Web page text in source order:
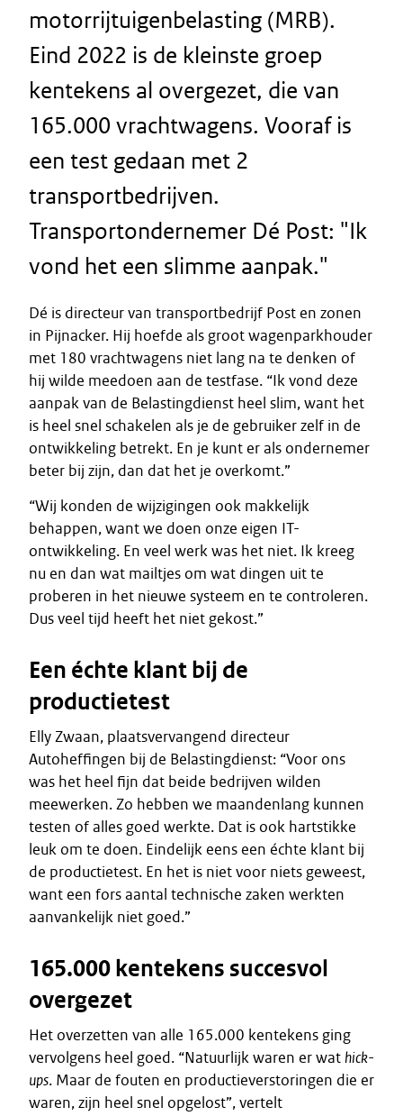
motorrijtuigenbelasting (MRB).
Eind 2022 is de kleinste groep
kentekens al overgezet, die van
165.000 vrachtwagens. Vooraf is
een test gedaan met 2
transportbedrijven.
Transportondernemer Dé Post: "Ik
vond het een slimme aanpak."
Dé is directeur van transportbedrijf Post en zonen
in Pijnacker. Hij hoefde als groot wagenparkhouder
met 180 vrachtwagens niet lang na te denken of
hij wilde meedoen aan de testfase. “Ik vond deze
aanpak van de Belastingdienst heel slim, want het
is heel snel schakelen als je de gebruiker zelf in de
ontwikkeling betrekt. En je kunt er als ondernemer
beter bij zijn, dan dat het je overkomt.”
“Wij konden de wijzigingen ook makkelijk
behappen, want we doen onze eigen IT-
ontwikkeling. En veel werk was het niet. Ik kreeg
nu en dan wat mailtjes om wat dingen uit te
proberen in het nieuwe systeem en te controleren.
Dus veel tijd heeft het niet gekost.”
Een échte klant bij de
productietest
Elly Zwaan, plaatsvervangend directeur
Autoheffingen bij de Belastingdienst: “Voor ons
was het heel fijn dat beide bedrijven wilden
meewerken. Zo hebben we maandenlang kunnen
testen of alles goed werkte. Dat is ook hartstikke
leuk om te doen. Eindelijk eens een échte klant bij
de productietest. En het is niet voor niets geweest,
want een fors aantal technische zaken werkten
aanvankelijk niet goed.”
165.000 kentekens succesvol
overgezet
Het overzetten van alle 165.000 kentekens ging
vervolgens heel goed. “Natuurlijk waren er wathick-
ups. Maar de fouten en productieverstoringen die er
waren, zijn heel snel opgelost”, vertelt